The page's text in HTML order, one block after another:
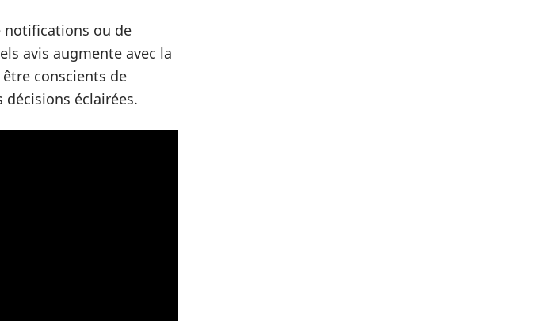
notifications ou de
avis augmente avec la
conscients de
éclairées.